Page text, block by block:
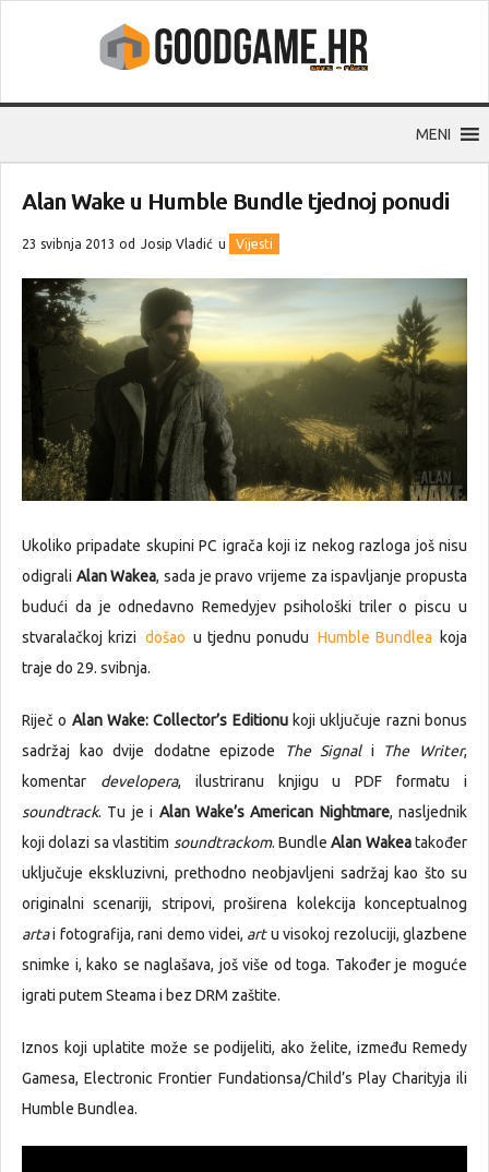
MENI
Alan Wake u Humble Bundle tjednoj ponudi
23 svibnja 2013 od Josip Vladić u Vijesti
Ukoliko pripadate skupini PC igrača koji iz nekog razloga još nisu
odigrali Alan Wakea, sada je pravo vrijeme za ispavljanje propusta
budući da je odnedavno Remedyjev psihološki triler o piscu u
stvaralačkoj krizi došao u tjednu ponudu Humble Bundlea
koja
traje do 29. svibnja.
Riječ o Alan Wake: Collector’s Editionukoji uključuje razni bonus
sadržaj kao dvije dodatne epizode
The Signali The Writer,
komentar developera, ilustriranu knjigu u PDF formatu i
soundtrack. Tu je i Alan Wake’s American Nightmare, nasljednik
koji dolazi sa vlastitim soundtrackom. BundleAlan Wakeatakođer
uključuje ekskluzivni, prethodno neobjavljeni sadržaj kao što su
originalni scenariji, stripovi, proširena kolekcija konceptualnog
artai fotografija, rani demo videi, artu visokoj rezoluciji, glazbene
snimke i, kako se naglašava, još više od toga. Također je moguće
igrati putem Steama i bez DRM zaštite.
Iznos koji uplatite može se podijeliti, ako želite, između Remedy
Gamesa, Electronic Frontier Fundationsa/Child’s Play Charityja ili
Humble Bundlea.